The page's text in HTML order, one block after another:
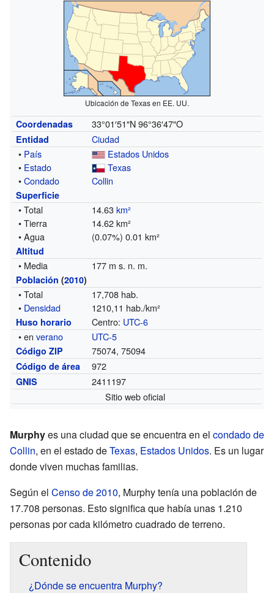
Ubicación de Texas en EE. UU.
Coordenadas 33°01′51″N 96°36′47″O
Entidad
Ciudad
• País
Estados Unidos
• Estado
Texas
•Condado Collin
Superficie
• Total 14.63km²
• Tierra
14.62 km²
• Agua
(0.07%) 0.01 km²
Altitud
• Media 177 m s. n. m.
Población (2010)
• Total
17,708 hab.
• Densidad 1210,11 hab./km²
Huso horario Centro: UTC-6
• enverano UTC-5
Código ZIP 75074, 75094
Código de área 972
GNIS
2411197
Sitio web oficial
Murphyes una ciudad que se encuentra en el condado de
Collin, en el estado deTexas, Estados Unidos. Es un lugar
donde viven muchas familias.
Según el Censo de 2010, Murphy tenía una población de
17.708 personas. Esto significa que había unas 1.210
personas por cada kilómetro cuadrado de terreno.
Contenido
¿Dónde se encuentra Murphy?